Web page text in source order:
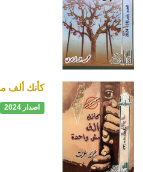
كأنك ألف
اصدار 2024